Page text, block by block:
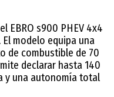
EBRO s900 PHEV 4x4
modelo equipa una
de combustible de 70
declarar hasta 140
y una autonomía total